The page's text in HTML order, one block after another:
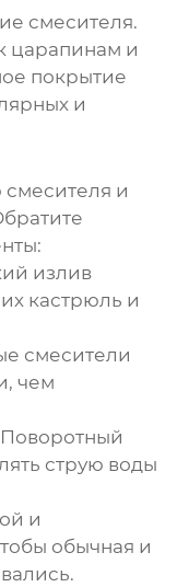
смесителя.
царапинам и
покрытие
и
и
излив
кастрюль и
смесители
чем
Поворотный
струю воды
и
обычная и